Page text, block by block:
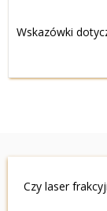
Wskazówki
Czy laser